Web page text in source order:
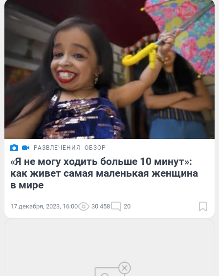
РАЗВЛЕЧЕНИЯ ОБЗОР
«Я не могу ходить больше 10 минут»:
как живет самая маленькая женщина
в мире
17 декабря, 2023, 16:00 30 458 20